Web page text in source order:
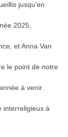
jusqu’en
2025,
et Anna Van
le point de notre
à venir.
interreligieux à